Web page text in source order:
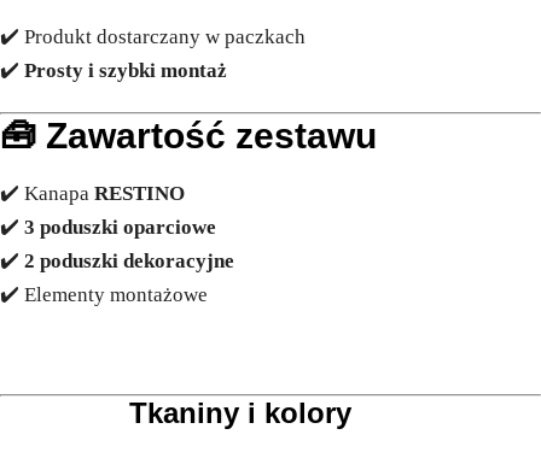
✔️ Produkt dostarczany w paczkach
✔️ Prosty i szybki montaż
🧰 Zawartość zestawu
✔️ Kanapa RESTINO
✔️ 3 poduszki oparciowe
✔️ 2 poduszki dekoracyjne
✔️ Elementy montażowe
Tkaniny i kolory